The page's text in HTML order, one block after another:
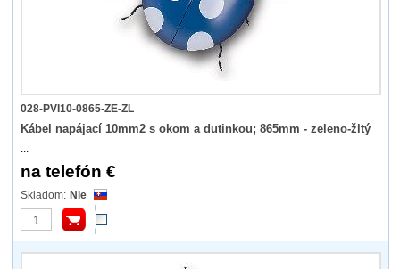
028-PVI10-0865-ZE-ZL
Kábel napájací 10mm2 s okom a dutinkou; 865mm - zeleno-žltý
...
na telefón €
Nie